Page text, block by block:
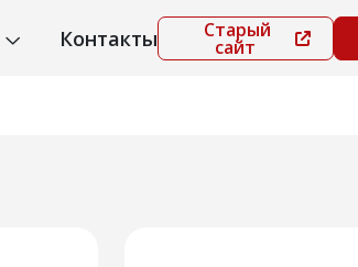
Контакты Старый
сайт